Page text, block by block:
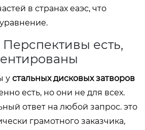
в странах еаэс, что
Перспективы есть,
у стальных дисковых затворов
есть, но они не для всех.
ответ на любой запрос. это
грамотного заказчика,